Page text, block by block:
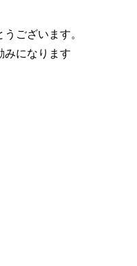
ございます。
みになります